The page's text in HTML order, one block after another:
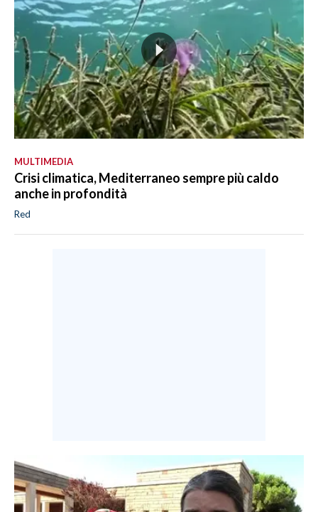
MULTIMEDIA
Crisi climatica, Mediterraneo sempre più caldo
anche in profondità
Red